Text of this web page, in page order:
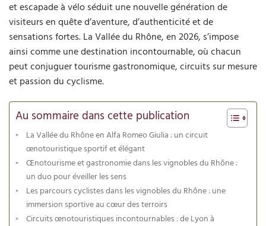
et escapade à vélo séduit une nouvelle génération de
visiteurs en quête d’aventure, d’authenticité et de
sensations fortes. La Vallée du Rhône, en 2026, s’impose
ainsi comme une destination incontournable, où chacun
peut conjuguer tourisme gastronomique, circuits sur mesure
et passion du cyclisme.
Au sommaire dans cette publication
La Vallée du Rhône en Alfa Romeo Giulia : un circuit
œnotouristique sportif et élégant
Œnotourisme et gastronomie dans les vignobles du Rhône :
un duo pour éveiller les sens
Les parcours cyclistes dans les vignobles du Rhône : une
immersion sportive au cœur des terroirs
Circuits œnotouristiques incontournables : de Lyon à